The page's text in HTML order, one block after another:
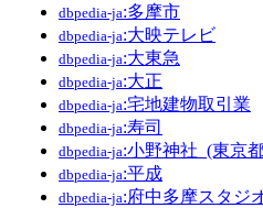
dbpedia-ja:多摩市
dbpedia-ja:大映テレビ
dbpedia-ja:大東急
dbpedia-ja:大正
dbpedia-ja:宅地建物取引業
dbpedia-ja:寿司
dbpedia-ja:小野神社_(東京
dbpedia-ja:平成
dbpedia-ja:府中多摩スタジ